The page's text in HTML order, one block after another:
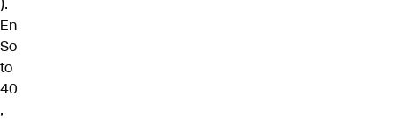
En
So
to
40
,